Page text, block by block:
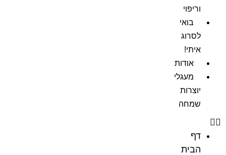
וריפוי
בואי
לסרוג
איתי!
אודות
מעגלי
יוצרות
שמחה
דף
הבית